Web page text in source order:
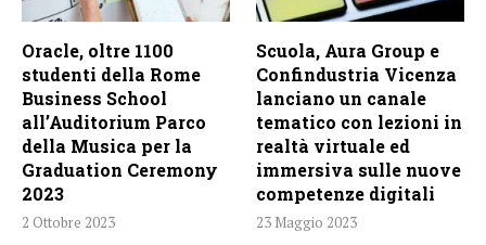
Oracle, oltre 1100
studenti della Rome
Business School
all’Auditorium Parco
della Musica per la
Graduation Ceremony
2023
2 Ottobre 2023
Scuola, Aura Group e
Confindustria Vicenza
lanciano un canale
tematico con lezioni in
realtà virtuale ed
immersiva sulle nuove
competenze digitali
23 Maggio 2023